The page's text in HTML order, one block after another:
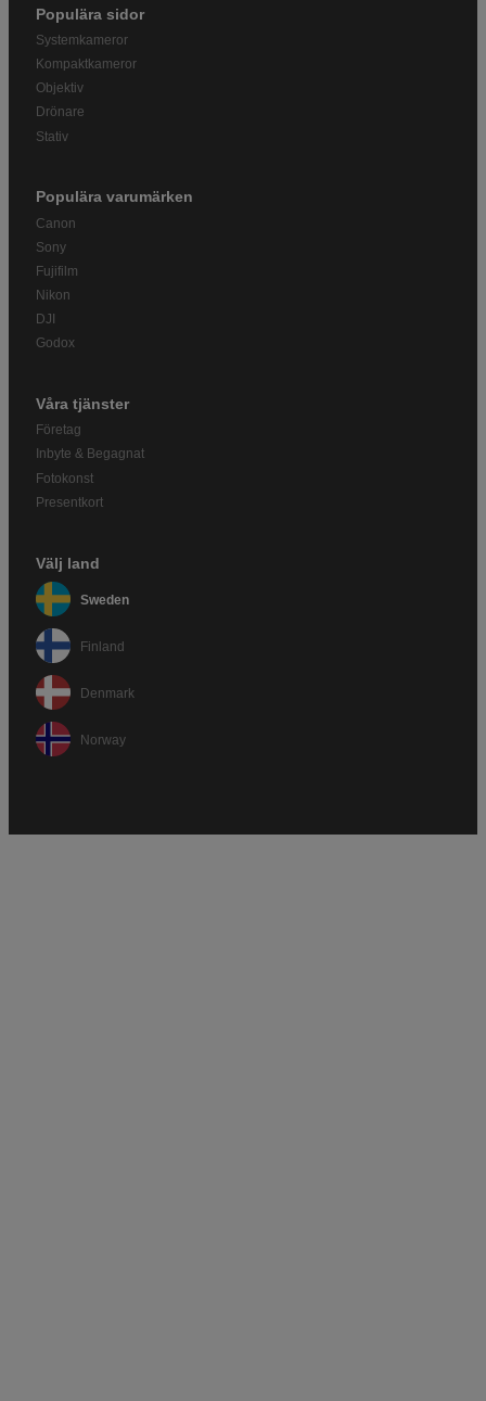
Populära sidor
Systemkameror
Kompaktkameror
Objektiv
Drönare
Stativ
Populära varumärken
Canon
Sony
Fujifilm
Nikon
DJI
Godox
Våra tjänster
Företag
Inbyte & Begagnat
Fotokonst
Presentkort
Välj land
Sweden
Finland
Denmark
Norway